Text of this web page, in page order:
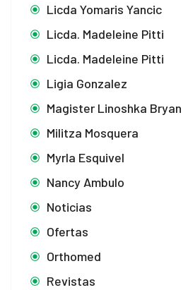
Licda Yomaris Yancic
Licda. Madeleine Pitti
Licda. Madeleine Pitti
Ligia Gonzalez
Magister Linoshka Bryan
Militza Mosquera
Myrla Esquivel
Nancy Ambulo
Noticias
Ofertas
Orthomed
Revistas